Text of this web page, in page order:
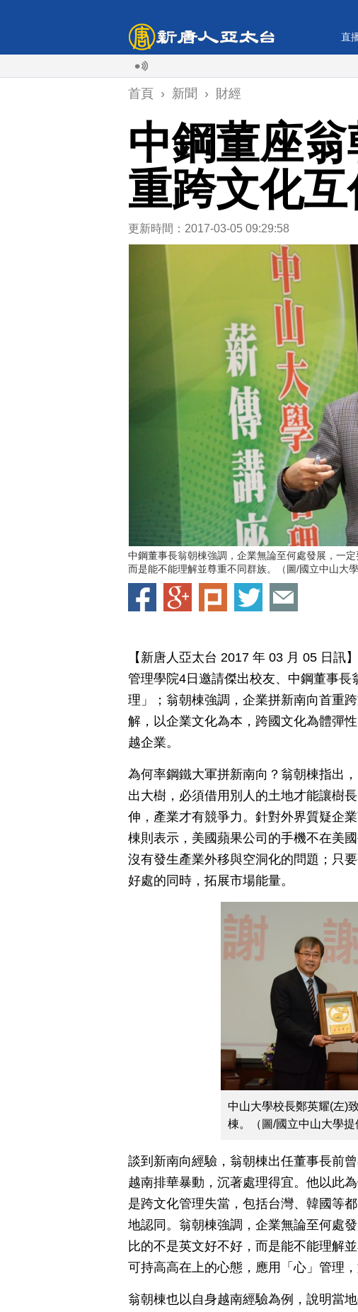
直
首頁 › 新聞 › 財經
中鋼董座
重跨文化互
更新時間：2017-03-05 09:29:58
中鋼董事長翁朝棟強調，企業無論至何處發展，一
而是能不能理解並尊重不同群族。（圖/國立中山大學
【新唐人亞太台 2017 年 03 月 05 日訊
管理學院4日邀請傑出校友、中鋼董事
理」；翁朝棟強調，企業拼新南向首重
解，以企業文化為本，跨國文化為體彈
越企業。
為何率鋼鐵大軍拼新南向？翁朝棟指出
出大樹，必須借用別人的土地才能讓樹
伸，產業才有競爭力。針對外界質疑企
棟則表示，美國蘋果公司的手機不在美
沒有發生產業外移與空洞化的問題；只
好處的同時，拓展市場能量。
中山大學校長鄭英耀(左)
棟。（圖/國立中山大學提
談到新南向經驗，翁朝棟出任董事長前
越南排華暴動，沉著處理得宜。他以此
是跨文化管理失當，包括台灣、韓國等
地認同。翁朝棟強調，企業無論至何處
比的不是英文好不好，而是能不能理解
可持高高在上的心態，應用「心」管理，
翁朝棟也以自身越南經驗為例，說明當